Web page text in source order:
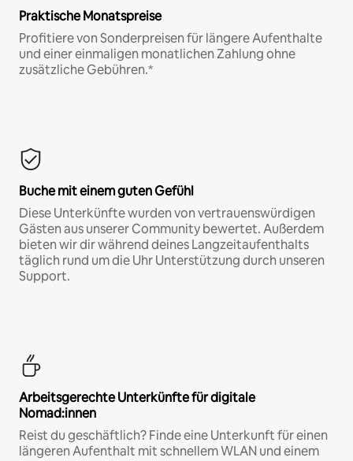
Praktische Monatspreise
Profitiere von Sonderpreisen für längere Aufenthalte
und einer einmaligen monatlichen Zahlung ohne
zusätzliche Gebühren.*
Buche mit einem guten Gefühl
Diese Unterkünfte wurden von vertrauenswürdigen
Gästen aus unserer Community bewertet. Außerdem
bieten wir dir während deines Langzeitaufenthalts
täglich rund um die Uhr Unterstützung durch unseren
Support.
Arbeitsgerechte Unterkünfte für digitale
Nomad:innen
Reist du geschäftlich? Finde eine Unterkunft für einen
längeren Aufenthalt mit schnellem WLAN und einem